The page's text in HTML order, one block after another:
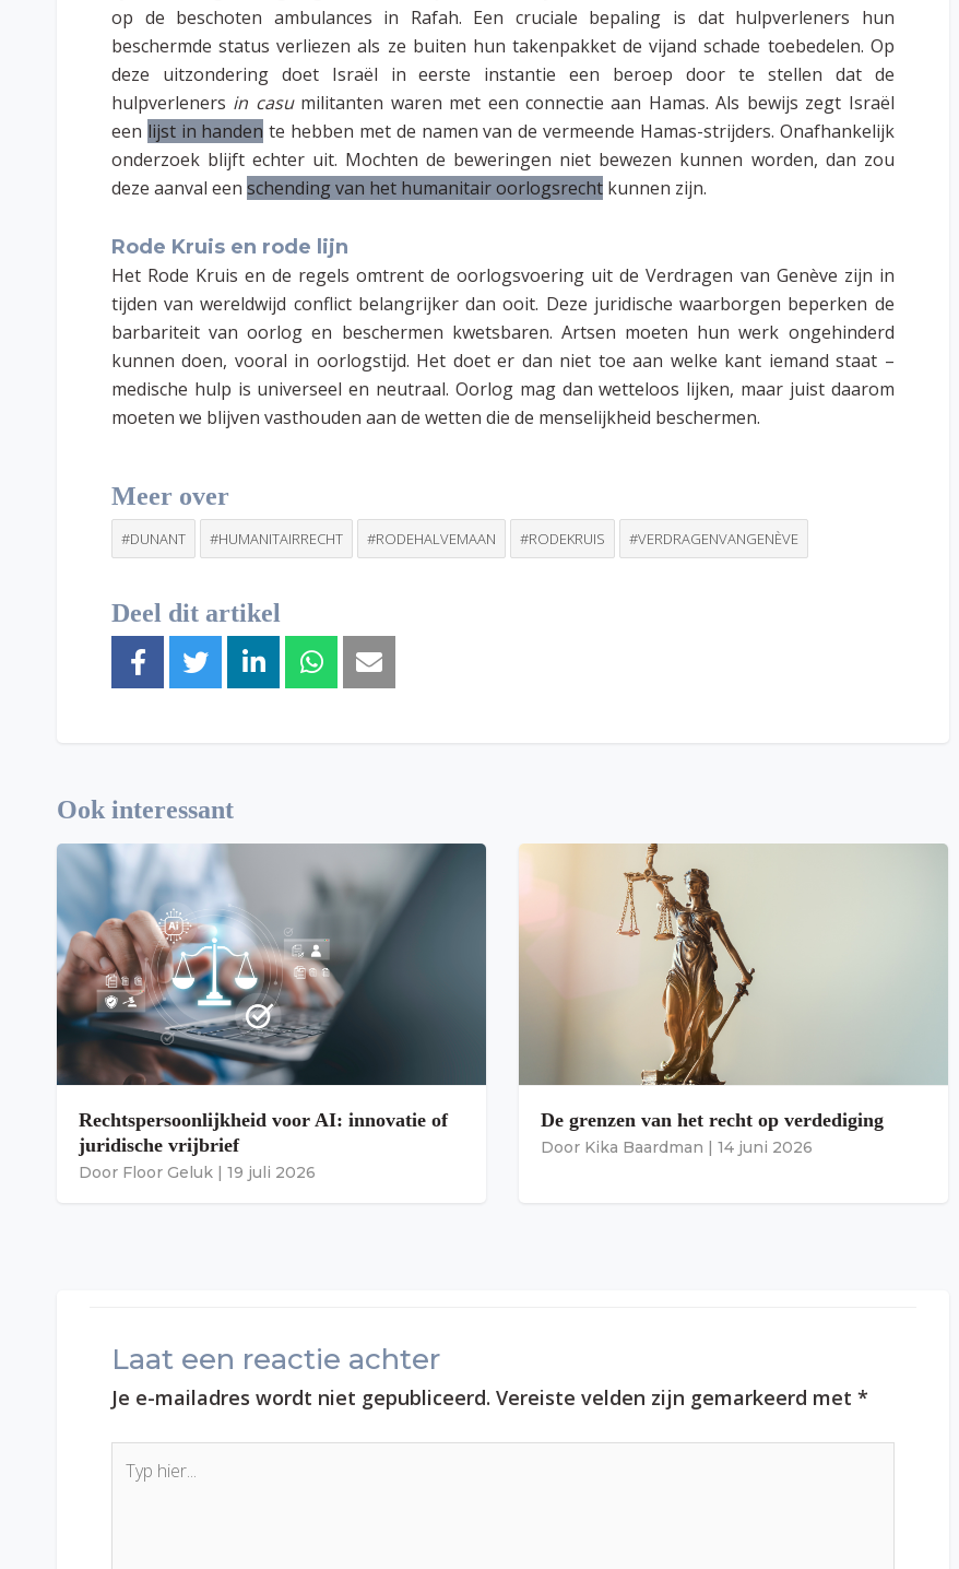
op de beschoten ambulances in Rafah. Een cruciale bepaling is dat hulpverleners hun
beschermde status verliezen als ze buiten hun takenpakket de vijand schade toebedelen. Op
deze uitzondering doet Israël in eerste instantie een beroep door te stellen dat de
hulpverleners in casumilitanten waren met een connectie aan Hamas. Als bewijs zegt Israël
een lijst in handen te hebben met de namen van de vermeende Hamas-strijders. Onafhankelijk
onderzoek blijft echter uit. Mochten de beweringen niet bewezen kunnen worden, dan zou
deze aanval een schending van het humanitair oorlogsrecht kunnen zijn.
Rode Kruis en rode lijn
Het Rode Kruis en de regels omtrent de oorlogsvoering uit de Verdragen van Genève zijn in
tijden van wereldwijd conflict belangrijker dan ooit. Deze juridische waarborgen beperken de
barbariteit van oorlog en beschermen kwetsbaren. Artsen moeten hun werk ongehinderd
kunnen doen, vooral in oorlogstijd. Het doet er dan niet toe aan welke kant iemand staat –
medische hulp is universeel en neutraal. Oorlog mag dan wetteloos lijken, maar juist daarom
moeten we blijven vasthouden aan de wetten die de menselijkheid beschermen.
Meer over
#DUNANT #HUMANITAIRRECHT #RODEHALVEMAAN #RODEKRUIS #VERDRAGENVANGENÈVE
Deel dit artikel
Ook interessant
Rechtspersoonlijkheid voor AI: innovatie of
juridische vrijbrief
Door Floor Geluk | 19 juli 2026
De grenzen van het recht op verdediging
Door Kika Baardman | 14 juni 2026
Laat een reactie achter
Je e-mailadres wordt niet gepubliceerd. Vereiste velden zijn gemarkeerd met *
hier...